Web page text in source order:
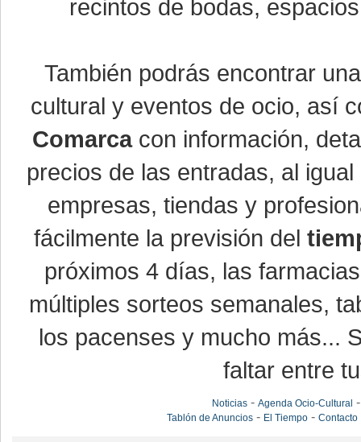
recintos de bodas,
También podrás encontrar
cultural y eventos de ocio, así
Comarcacon información,
precios de las entradas, al
empresas, tiendas y
fácilmente la previsión del
próximos 4 días, las
múltiples sorteos semanales,
los pacenses y mucho más...
faltar entre
Noticias -Agenda Ocio-Cultural
Tablón de Anuncios - El Tiempo -Contacto